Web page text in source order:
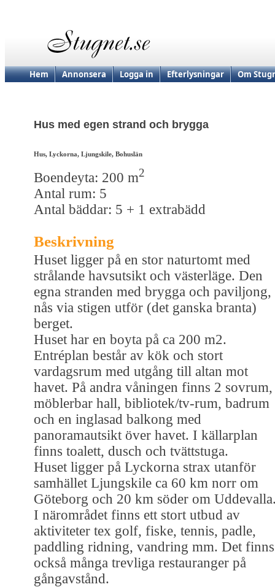
Hem Annonsera Logga in Efterlysningar Om
Hus med egen strand och brygga
Hus, Lyckorna, Ljungskile, Bohuslän
Boendeyta: 200 m2
Antal rum: 5
Antal bäddar: 5 + 1 extrabädd
Beskrivning
Huset ligger på en stor naturtomt med
strålande havsutsikt och västerläge. Den
egna stranden med brygga och paviljong,
nås via stigen utför (det ganska branta)
berget.
Huset har en boyta på ca 200 m2.
Entréplan består av kök och stort
vardagsrum med utgång till altan mot
havet. På andra våningen finns 2 sovrum,
möblerbar hall, bibliotek/tv-rum, badrum
och en inglasad balkong med
panoramautsikt över havet. I källarplan
finns toalett, dusch och tvättstuga.
Huset ligger på Lyckorna strax utanför
samhället Ljungskile ca 60 km norr om
Göteborg och 20 km söder om
I närområdet finns ett stort utbud av
aktiviteter tex golf, fiske, tennis, padle,
paddling ridning, vandring mm. Det finns
också många trevliga restauranger på
gångavstånd.